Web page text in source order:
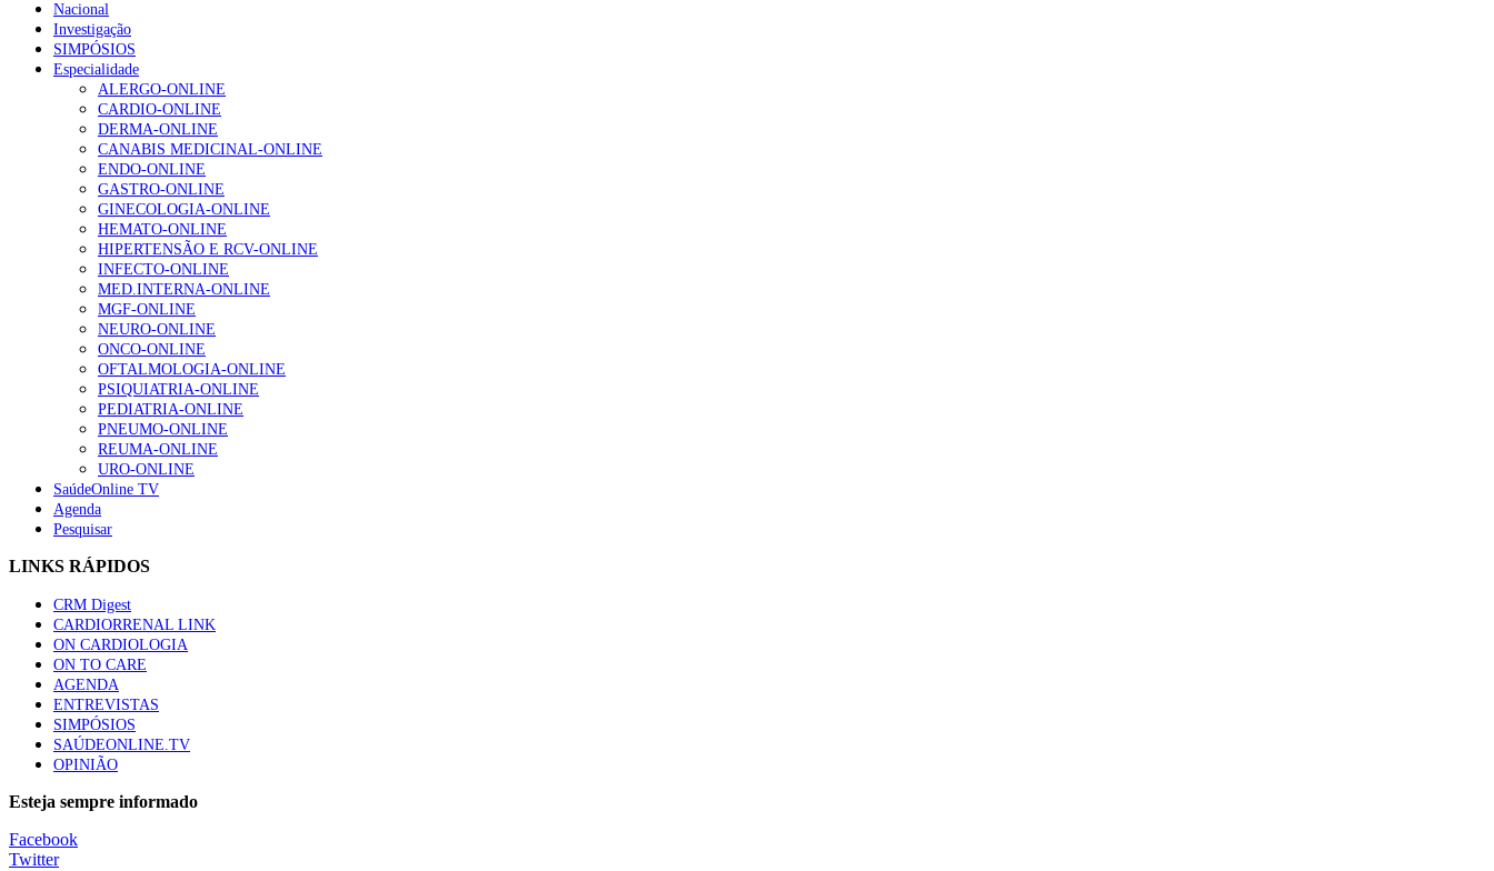
Enfermagem Forense. “Da urgência ao tribunal, cada gesto conta e cada profissional faz a diferença”
202 visualizações
Alguns milhares de utentes podem ficar sem médico de família com nova regras do registo, alerta associação
155 visualizações
1.º Episódio do Podcast “Frequência Cardio – Sintoniza-te na Insuficiência Cardíaca” da Bayer
99 visualizações
“Os programas de rastreio do cancro do pulmão são custo-efetivos e representam um investimento sustentável para os sistemas de saúde”
88 visualizações
Quase quatro em cada dez doentes com enfarte apresentavam níveis elevados de Lp(a), revela estudo
Trodelvy aprovado para primeira linha no cancro da mama triplo negativo metastático em doentes não elegíveis para inibidores PD-(L)1
61 visualizações
MAIS NOTÍCIAS
7 Ago, 2026
Nacional
Investigação
SIMPÓSIOS
Especialidade
ALERGO-ONLINE
CARDIO-ONLINE
DERMA-ONLINE
CANABIS MEDICINAL-ONLINE
ENDO-ONLINE
GASTRO-ONLINE
GINECOLOGIA-ONLINE
HEMATO-ONLINE
HIPERTENSÃO E RCV-ONLINE
INFECTO-ONLINE
MED.INTERNA-ONLINE
MGF-ONLINE
NEURO-ONLINE
ONCO-ONLINE
OFTALMOLOGIA-ONLINE
PSIQUIATRIA-ONLINE
PEDIATRIA-ONLINE
PNEUMO-ONLINE
REUMA-ONLINE
URO-ONLINE
SaúdeOnline TV
Agenda
Pesquisar
LINKS RÁPIDOS
CRM Digest
CARDIORRENAL LINK
ON CARDIOLOGIA
ON TO CARE
AGENDA
ENTREVISTAS
SIMPÓSIOS
SAÚDEONLINE.TV
OPINIÃO
Esteja sempre informado
Facebook
Twitter